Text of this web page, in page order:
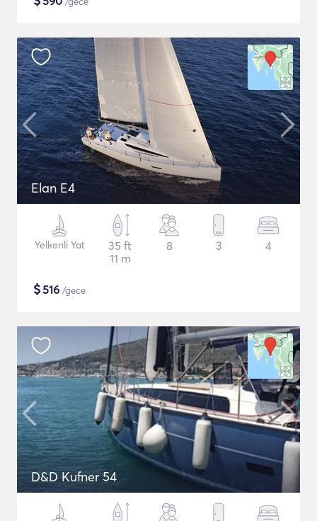
Elan E4
Yelkenli Yat
35 ft
11 m
8 3 4
$516 /gece
D&D Kufner 54